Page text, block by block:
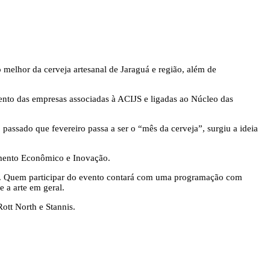
da cerveja artesanal de Jaraguá e região, além de
das empresas associadas à ACIJS e ligadas ao Núcleo das
que fevereiro passa a ser o “mês da cerveja”, surgiu a ideia
Econômico e Inovação.
participar do evento contará com uma programação com
a arte em geral.
North e Stannis.